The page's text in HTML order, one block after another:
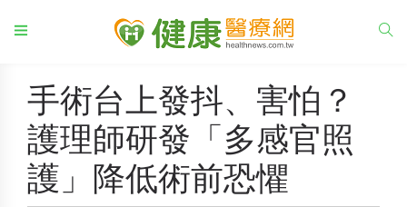
手術台上發抖、害怕？
護理師研發「多感官照
護」降低術前恐懼